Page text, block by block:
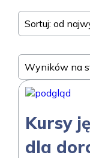
Sortuj: od
Wyników na
Kursy
dla